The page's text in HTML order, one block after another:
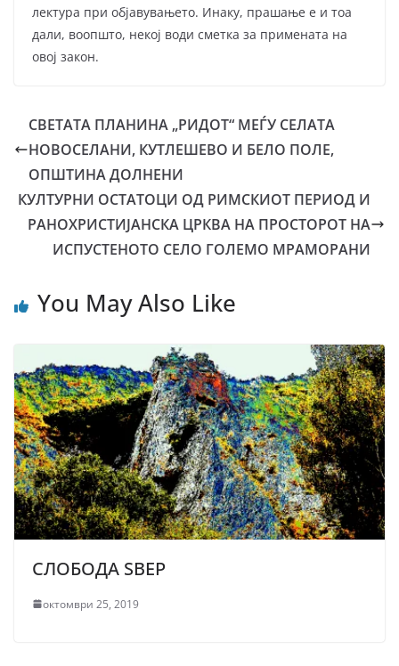
лектура при објавувањето. Инаку, прашање е и тоа
дали, воопшто, некој води сметка за примената на
овој закон.
СВЕТАТА ПЛАНИНА „РИДОТ“ МЕЃУ СЕЛАТА
НОВОСЕЛАНИ, КУТЛЕШЕВО И БЕЛО ПОЛЕ,
ОПШТИНА ДОЛНЕНИ
КУЛТУРНИ ОСТАТОЦИ ОД РИМСКИОТ ПЕРИОД И
РАНОХРИСТИЈАНСКА ЦРКВА НА ПРОСТОРОТ НА
ИСПУСТЕНОТО СЕЛО ГОЛЕМО МРАМОРАНИ
You May Also Like
СЛОБОДА ЅВЕР
октомври 25, 2019